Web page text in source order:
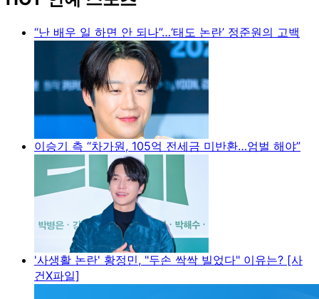
“난 배우 일 하면 안 되나”…‘태도 논란’ 정준원의 고백
이승기 측 “차가원, 105억 전세금 미반환…엄벌 해야”
'사생활 논란' 황정민, "두손 싹싹 빌었다" 이유는? [사
건X파일]